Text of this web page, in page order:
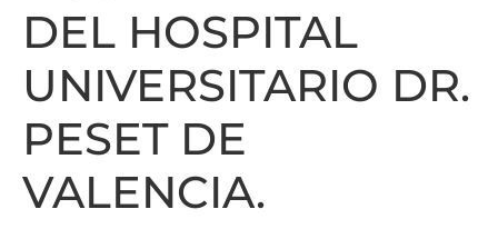
DEL HOSPITAL
UNIVERSITARIO DR.
PESET DE
VALENCIA.